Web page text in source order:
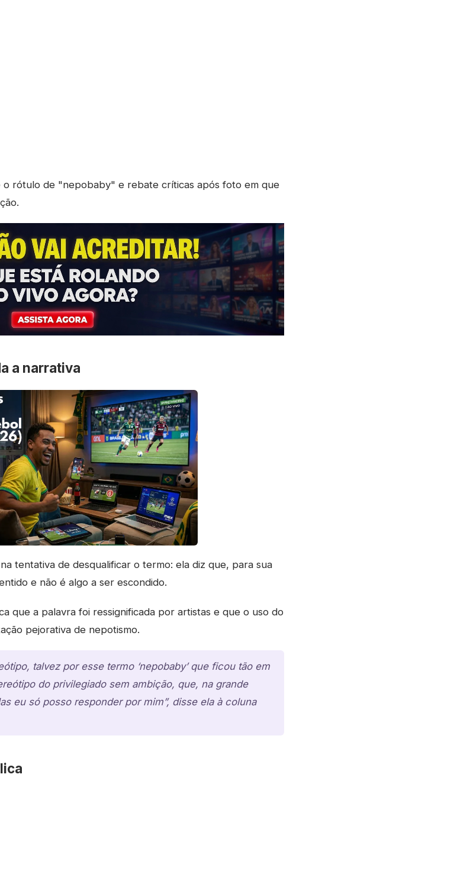
o rótulo de "nepobaby" e rebate críticas após foto em que
a narrativa
tentativa de desqualificar o termo: ela diz que, para sua
e não é algo a ser escondido.
que a palavra foi ressignificada por artistas e que o uso do
pejorativa de nepotismo.
talvez por esse termo ‘nepobaby’ que ficou tão em
do privilegiado sem ambição, que, na grande
eu só posso responder por mim”, disse ela à coluna